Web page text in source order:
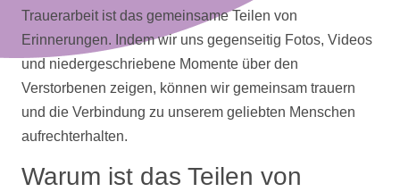
Trauerarbeit ist das gemeinsame Teilen von
Erinnerungen. Indem wir uns gegenseitig Fotos, Videos
und niedergeschriebene Momente über den
Verstorbenen zeigen, können wir gemeinsam trauern
und die Verbindung zu unserem geliebten Menschen
aufrechterhalten.
Warum ist das Teilen von